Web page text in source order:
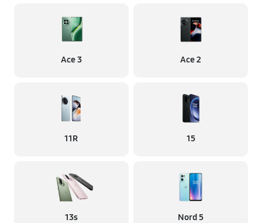
Ace 3 Ace 2
11R 15
13s Nord 5